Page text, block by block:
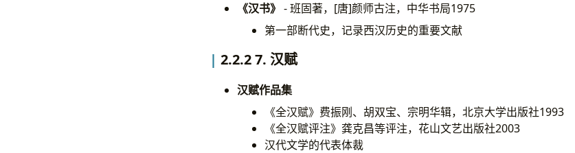
《汉书》 - 班固著，[唐]颜师古注，中华书局1975
第一部断代史，记录西汉历史的重要文献
2.2.2 7. 汉赋
汉赋作品集
《全汉赋》费振刚、胡双宝、宗明华辑，北京大学出版社1993
《全汉赋评注》龚克昌等评注，花山文艺出版社2003
汉代文学的代表体裁